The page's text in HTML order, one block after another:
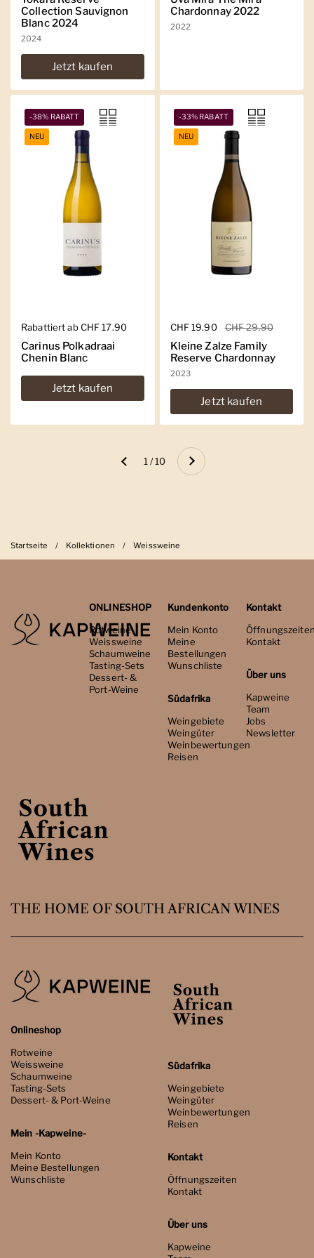
Collection Sauvignon
Blanc 2024
2024
Jetzt kaufen
Chardonnay 2022
2022
Regulärer Preis
Rabattiert ab CHF 17.90
Carinus Polkadraai
Chenin Blanc
Jetzt kaufen
-38% RABATT
NEU
Regulärer Preis
CHF 19.90 Sale-Preis
CHF 29.90
Kleine Zalze Family
Reserve Chardonnay
2023
Jetzt kaufen
-33% RABATT
NEU
Zurück 1 / 10 Weiter
Startseite / Kollektionen / Weissweine
ONLINESHOP
Rotweine
Weissweine
Schaumweine
Tasting-Sets
Dessert- &
Port-Weine
Kundenkonto
Mein Konto
Meine
Bestellungen
Wunschliste
Südafrika
Weingebiete
Weingüter
Weinbewertungen
Reisen
Kontakt
Kontakt
Über uns
Kapweine
Team
Jobs
Newsletter
THE HOME OF SOUTH AFRICAN WINES
Onlineshop
Rotweine
Weissweine
Schaumweine
Tasting-Sets
Dessert- & Port-Weine
Mein -Kapweine-
Mein Konto
Meine Bestellungen
Wunschliste
Südafrika
Weingebiete
Weingüter
Weinbewertungen
Reisen
Kontakt
Öffnungszeiten
Kontakt
Über uns
Kapweine